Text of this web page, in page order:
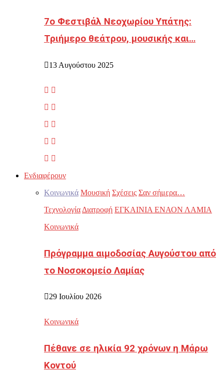
7ο Φεστιβάλ Νεοχωρίου Υπάτης:
Τριήμερο θεάτρου, μουσικής και…
13 Αυγούστου 2025
Ενδιαφέρουν
Κοινωνικά Μουσική Σχέσεις Σαν σήμερα…
Τεχνολογία Διατροφή ΕΓΚΑΙΝΙΑ ΕΝΑΟΝ ΛΑΜΙΑ
Κοινωνικά
Πρόγραμμα αιμοδοσίας Αυγούστου από
το Νοσοκομείο Λαμίας
29 Ιουλίου 2026
Κοινωνικά
Πέθανε σε ηλικία 92 χρόνων η Μάρω
Κοντού